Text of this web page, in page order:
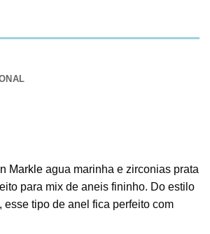
Markle agua marinha e zirconias prata
para mix de aneis fininho. Do estilo
esse tipo de anel fica perfeito com